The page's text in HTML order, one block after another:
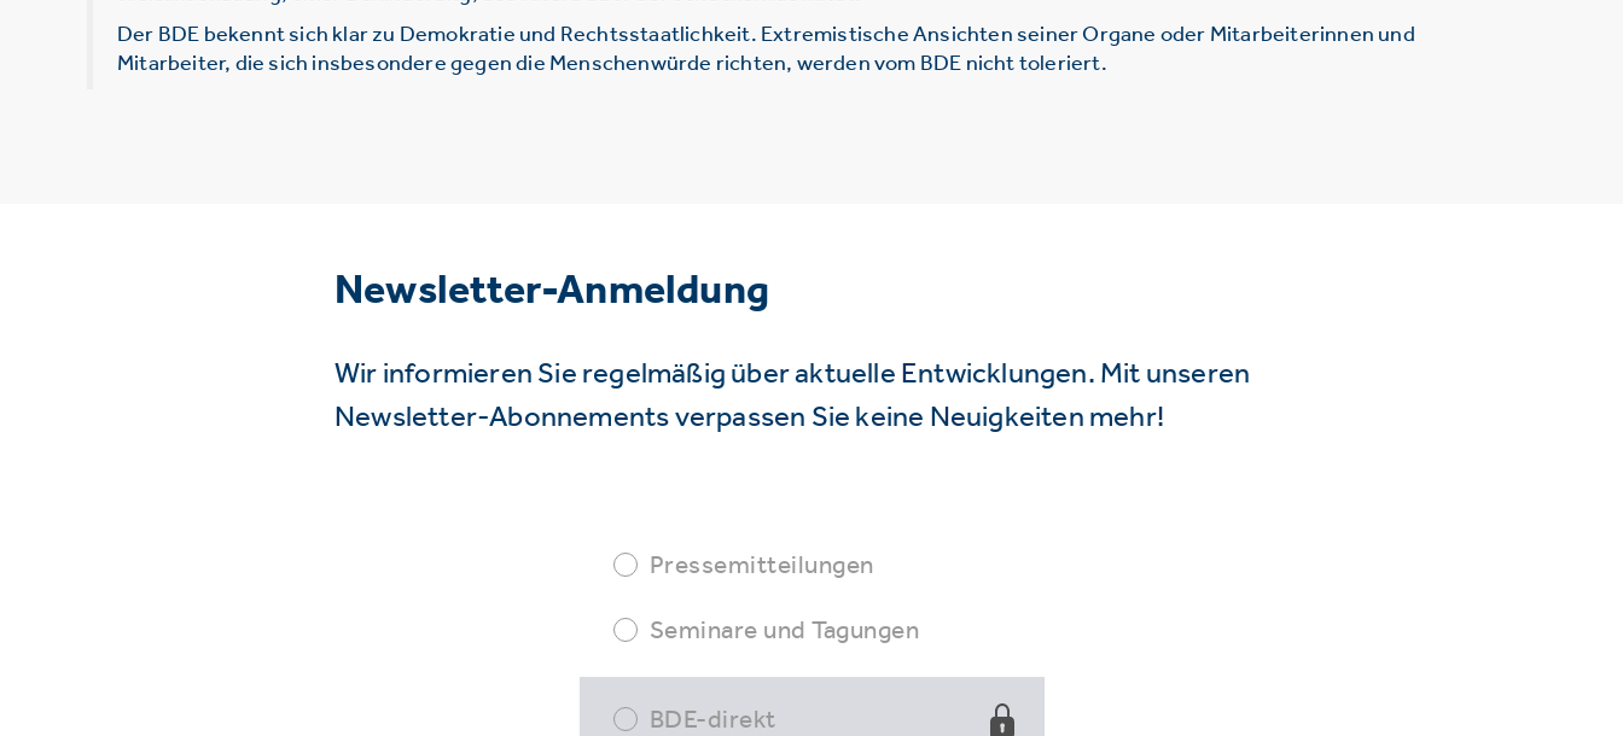
Der BDE bekennt sich klar zu Demokratie und Rechtsstaatlichkeit. Extremistische Ansichten seiner Organe oder Mitarbeiterinnen und
Mitarbeiter, die sich insbesondere gegen die Menschenwürde richten, werden vom BDE nicht toleriert.
Newsletter-Anmeldung
Wir informieren Sie regelmäßig über aktuelle Entwicklungen. Mit unseren
Newsletter-Abonnements verpassen Sie keine Neuigkeiten mehr!
Pressemitteilungen
Seminare und Tagungen
BDE-direkt